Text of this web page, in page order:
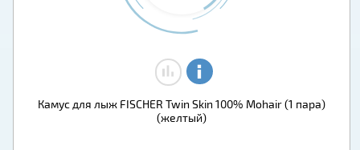
Камус для лыж FISCHER Twin Skin 100% Mohair (1 пара)
(желтый)